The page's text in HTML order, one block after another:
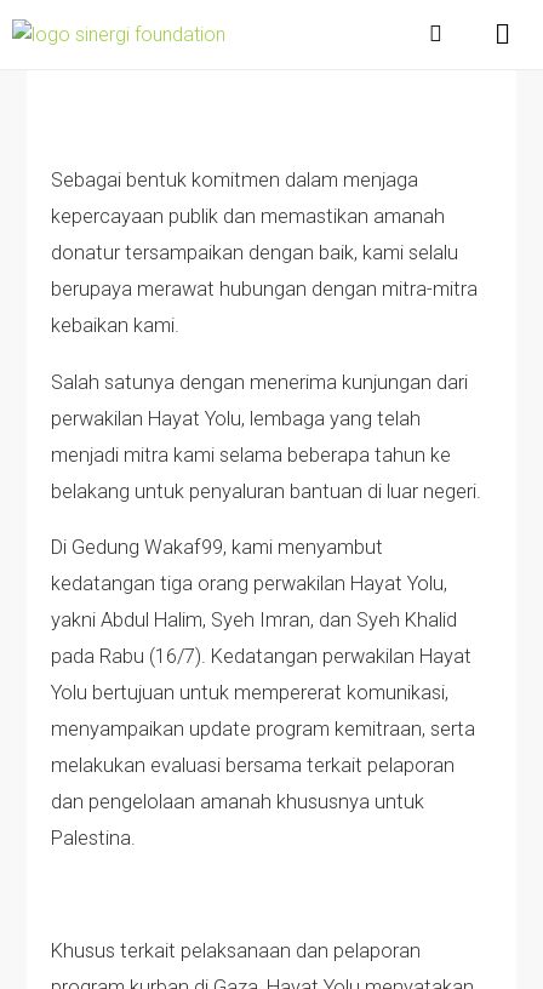
Sebagai bentuk komitmen dalam menjaga
kepercayaan publik dan memastikan amanah
donatur tersampaikan dengan baik, kami selalu
berupaya merawat hubungan dengan mitra-mitra
kebaikan kami.
Salah satunya dengan menerima kunjungan dari
perwakilan Hayat Yolu, lembaga yang telah
menjadi mitra kami selama beberapa tahun ke
belakang untuk penyaluran bantuan di luar negeri.
Di Gedung Wakaf99, kami menyambut
kedatangan tiga orang perwakilan Hayat Yolu,
yakni Abdul Halim, Syeh Imran, dan Syeh Khalid
pada Rabu (16/7). Kedatangan perwakilan Hayat
Yolu bertujuan untuk mempererat komunikasi,
menyampaikan update program kemitraan, serta
melakukan evaluasi bersama terkait pelaporan
dan pengelolaan amanah khususnya untuk
Palestina.
Khusus terkait pelaksanaan dan pelaporan